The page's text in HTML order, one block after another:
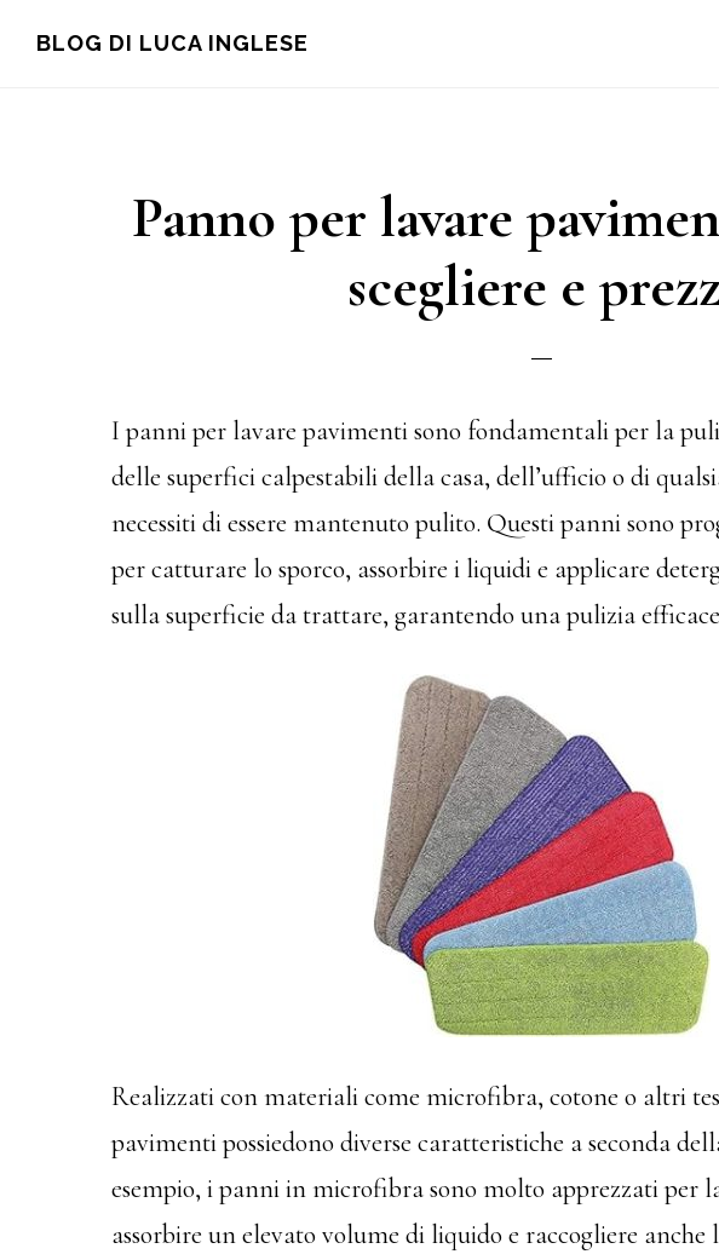
BLOG DI LUCA INGLESE
Panno per lavare
scegliere e
I panni per lavare pavimenti sono fondamentali per la
delle superfici calpestabili della casa, dell’ufficio o di
necessiti di essere mantenuto pulito. Questi panni sono
per catturare lo sporco, assorbire i liquidi e applicare
sulla superficie da trattare, garantendo una pulizia
Realizzati con materiali come microfibra, cotone o altri
pavimenti possiedono diverse caratteristiche a seconda
esempio, i panni in microfibra sono molto apprezzati per
assorbire un elevato volume di liquido e raccogliere